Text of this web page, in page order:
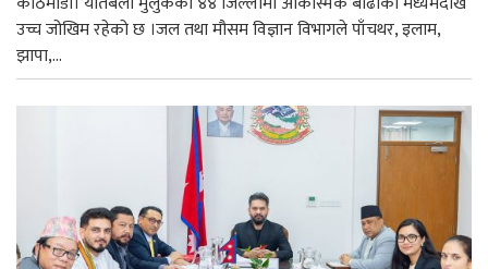
उच्च जोखिम रहेको छ ।जल तथा मौसम विज्ञान विभागले पाँचथर, इलाम,
झापा,...